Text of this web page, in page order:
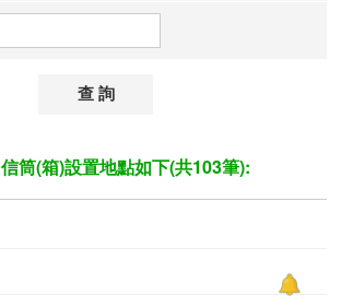
信筒(箱)設置地點如下(共103筆):